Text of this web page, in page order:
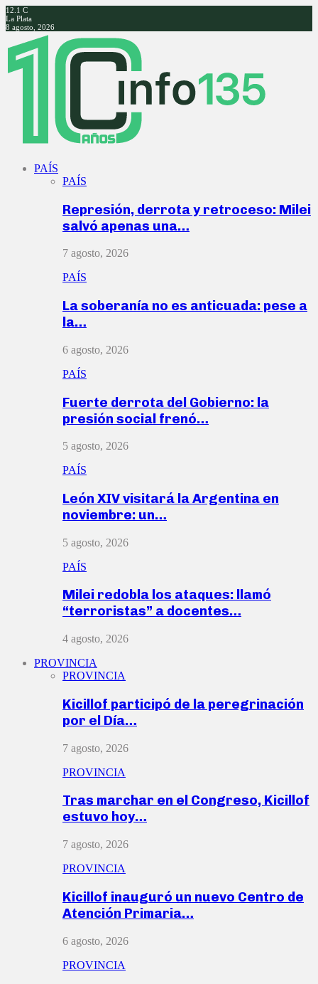
12.1 C
La Plata
8 agosto, 2026
Facebook
Twitter
Instagram
Youtube
PAÍS
PAÍS
Represión, derrota y retroceso: Milei
salvó apenas una…
7 agosto, 2026
PAÍS
La soberanía no es anticuada: pese a
la…
6 agosto, 2026
PAÍS
Fuerte derrota del Gobierno: la
presión social frenó…
5 agosto, 2026
PAÍS
León XIV visitará la Argentina en
noviembre: un…
5 agosto, 2026
PAÍS
Milei redobla los ataques: llamó
“terroristas” a docentes…
4 agosto, 2026
PROVINCIA
PROVINCIA
Kicillof participó de la peregrinación
por el Día…
7 agosto, 2026
PROVINCIA
Tras marchar en el Congreso, Kicillof
estuvo hoy…
7 agosto, 2026
PROVINCIA
Kicillof inauguró un nuevo Centro de
Atención Primaria…
6 agosto, 2026
PROVINCIA